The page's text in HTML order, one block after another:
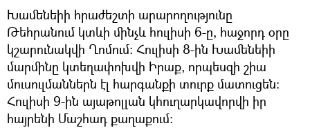
Խամենեիի հրաժեշտի արարողությունը
Թեհրանում կտևի մինչև հուլիսի 6-ը, հաջորդ օրը
կշարունակվի Ղոմում։ Հուլիսի 8-ին Խամենեիի
մարմինը կտեղափոխվի Իրաք, որպեսզի շիա
մուսուլմաններն էլ հարգանքի տուրք մատուցեն։
Հուլիսի 9-ին այաթոլլան կհուղարկավորվի իր
հայրենի Մաշհադ քաղաքում։